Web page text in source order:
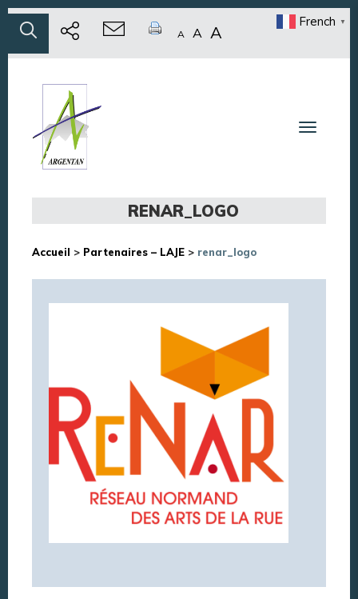
A A A
French ▼
Toggle
RENAR_LOGO
Accueil > Partenaires – LAJE > renar_logo